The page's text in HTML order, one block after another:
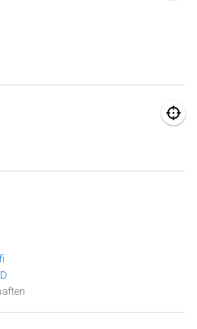
- Doubles
Dubâtonvaigeois
Staaten
tardives